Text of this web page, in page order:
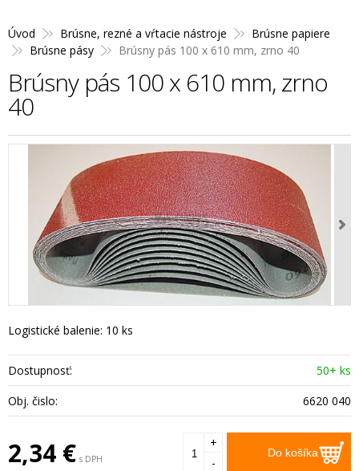
Úvod Brúsne, rezné a vŕtacie nástroje
Brúsne papiere
Brúsne pásy
Brúsny pás 100 x 610 mm, zrno 40
Brúsny pás 100 x 610 mm, zrno
40
Logistické balenie: 10 ks
Dostupnosť:
50+ ks
Obj. čislo:
6620 040
2,34 € s DPH Do košíka
+
-